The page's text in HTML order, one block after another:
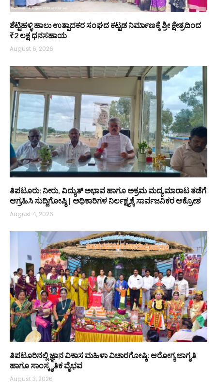
ಶೆಟ್ಟಿಹಳ್ಳಿ ಹಾಲು ಉತ್ಪಾದಕರ ಸಂಘದ ಕಟ್ಟಡ ನಿರ್ಮಾಣಕ್ಕೆ ಶ್ರೀ ಕ್ಷೇತ್ರದಿಂದ
₹2 ಲಕ್ಷ ಧನಸಹಾಯ
August 6, 2026
ತಿಪಟೂರು: ನೀರು, ವಿದ್ಯುತ್ ಅಭಾವ ಹಾಗೂ ಅಕ್ರಮ ಮದ್ಯ ಮಾರಾಟ ತಡೆಗೆ
ಆಗ್ರಹಿಸಿ ಸುದ್ದಿಗೋಷ್ಠಿ | ಅಧಿಕಾರಿಗಳ ನಿರ್ಲಕ್ಷ್ಯಕ್ಕೆ ಸಾರ್ವಜನಿಕರ ಆಕ್ರೋಶ
August 4, 2026
ತಿಪಟೂರಿನಲ್ಲಿ ಜ್ಞಾನ ವಿಕಾಸ ಮಹಿಳಾ ವಿಚಾರಗೋಷ್ಠಿ: ಆರೋಗ್ಯ ಜಾಗೃತಿ
ಹಾಗೂ ಸಾಂಸ್ಕೃತಿಕ ವೈಭವ
August 3, 2026